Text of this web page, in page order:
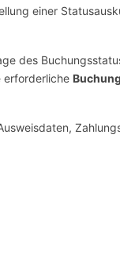
einer
des
erforderliche